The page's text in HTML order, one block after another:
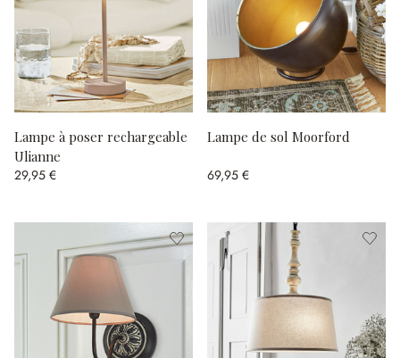
Lampe à poser rechargeable
Ulianne
29,95 €
Lampe de sol Moorford
69,95 €